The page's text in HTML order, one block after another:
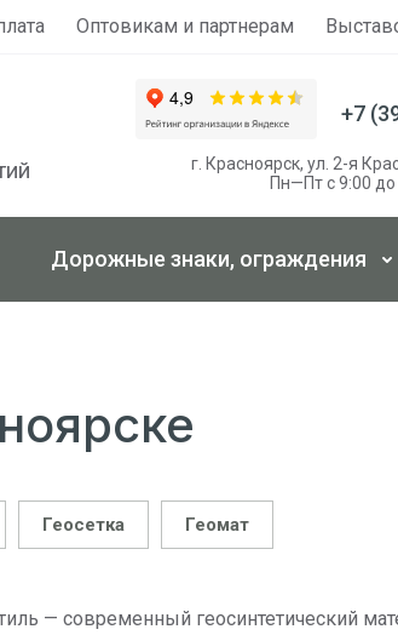
Оптовикам и партнерам
+7
г. Красноярск, ул. 2-я
Пн—Пт с 9:00 до
Дорожные знаки, ограждения
Геосетка Геомат
— современный геосинтетический